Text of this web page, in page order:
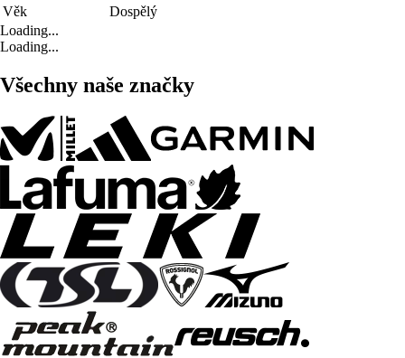
Věk
Dospělý
Loading...
Loading...
Všechny naše značky